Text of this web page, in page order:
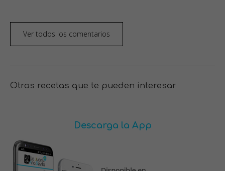
Ver todos los comentarios
Otras recetas que te pueden interesar
Descarga la App